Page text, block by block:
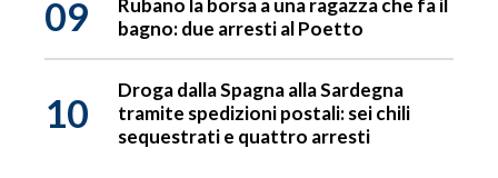
09
Rubano la borsa a una ragazza che fa il
bagno: due arresti al Poetto
10
Droga dalla Spagna alla Sardegna
tramite spedizioni postali: sei chili
sequestrati e quattro arresti